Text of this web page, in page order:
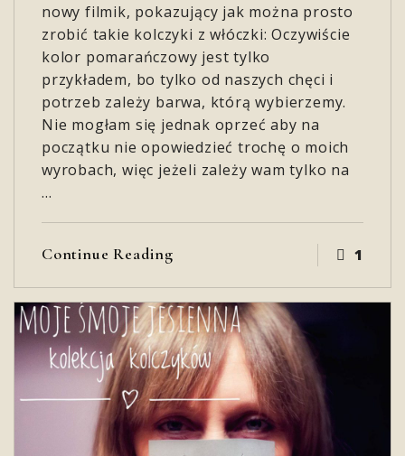
nowy filmik, pokazujący jak można prosto
zrobić takie kolczyki z włóczki: Oczywiście
kolor pomarańczowy jest tylko
przykładem, bo tylko od naszych chęci i
potrzeb zależy barwa, którą wybierzemy.
Nie mogłam się jednak oprzeć aby na
początku nie opowiedzieć trochę o moich
wyrobach, więc jeżeli zależy wam tylko na
…
Continue Reading 1